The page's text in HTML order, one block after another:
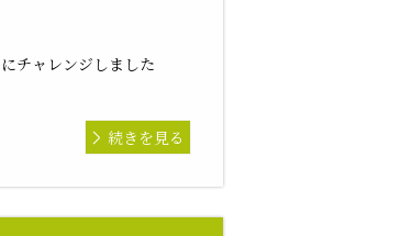
チャレンジしました
続きを見る